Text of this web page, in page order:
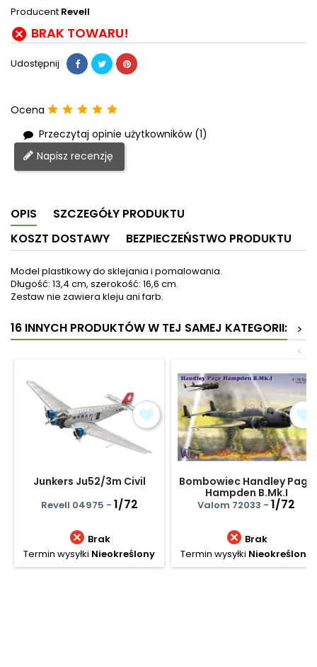
Producent Revell
 BRAK TOWARU!
Udostępnij
Ocena
Przeczytaj opinie użytkowników (1)
Napisz recenzję
OPIS
SZCZEGÓŁY PRODUKTU
KOSZT DOSTAWY
BEZPIECZEŃSTWO PRODUKTU
Model plastikowy do sklejania i pomalowania.
Długość: 13,4 cm, szerokość: 16,6 cm.
Zestaw nie zawiera kleju ani farb.
16 INNYCH PRODUKTÓW W TEJ SAMEJ KATEGORII:
>
<
Junkers Ju52/3m Civil
Revell 04975 - 1/72
 Brak
Termin wysyłki Nieokreślony
Bombowiec Handley Page
Hampden B.Mk.I
Valom 72033 - 1/72
 Brak
Termin wysyłki Nieokreślony